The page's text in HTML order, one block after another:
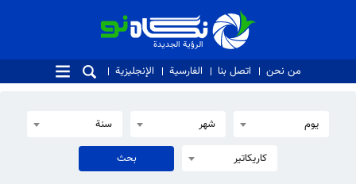
الرؤية الجديدة
الرؤية الجديدة
من نحن اتصل بنا الفارسية الإنجليزية
يوم شهر سنة
كاريكاتير